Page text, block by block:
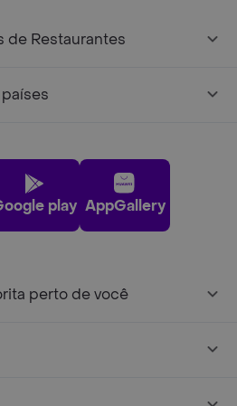
de Restaurantes
play AppGallery
perto de você